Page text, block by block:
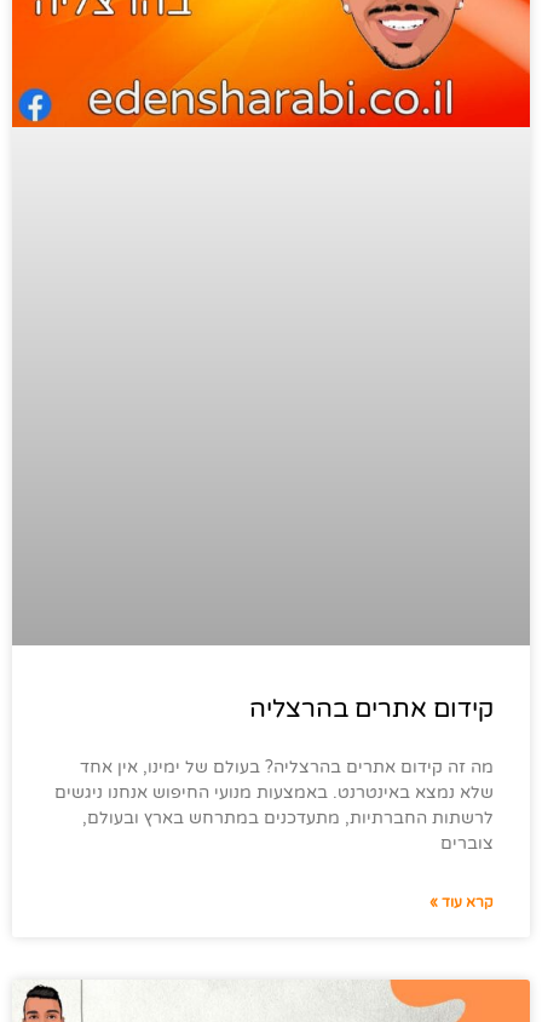
קידום אתרים בהרצליה
מה זה קידום אתרים בהרצליה? בעולם של ימינו, אין אחד
שלא נמצא באינטרנט. באמצעות מנועי החיפוש אנחנו ניגשים
לרשתות החברתיות, מתעדכנים במתרחש בארץ ובעולם,
צוברים
קרא עוד »